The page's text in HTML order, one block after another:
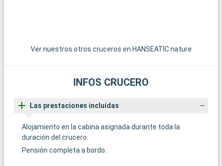
Ver nuestros otros cruceros en HANSEATIC nature
INFOS CRUCERO
Las prestaciones incluídas
Alojamiento en la cabina asignada durante toda la
duración del crucero.
Pensión completa a bordo.